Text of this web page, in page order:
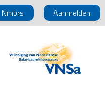
Aanmelden
Nmbrs